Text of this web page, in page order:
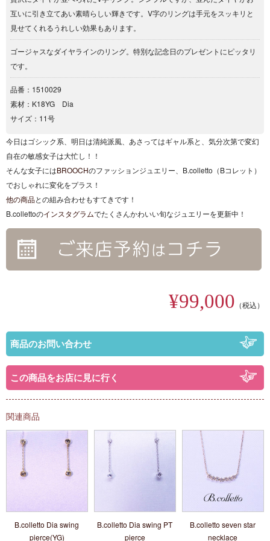
互いに引き立てあい素晴らしい輝きです。V字のリングは手元をスッキリと
見せてくれるうれしい効果もあります。
ゴージャスなダイヤラインのリング。特別な記念日のプレゼントにピッタリ
です。
品番：1510029
素材：K18YG Dia
サイズ：11号
今日はゴシック系、明日は清純派風、あさってはギャル系と、気分次第で変幻
自在の敏感女子は大忙し！！
そんな女子にはBROOCHのファッションジュエリー、B.colletto（Bコレット）
でおしゃれに変化をプラス！
他の商品との組み合わせもすてきです！
B.collettoのインスタグラムでたくさんかわいい旬なジュエリーを更新中！
¥99,000 （税込）
商品のお問い合わせ
この商品をお店に見に行く
関連商品
B.colletto Dia swing
pierce(YG)
B.colletto Dia swing PT
pierce
B.colletto seven star
necklace